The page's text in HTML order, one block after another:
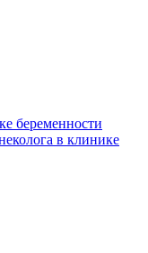
беременности
в клинике